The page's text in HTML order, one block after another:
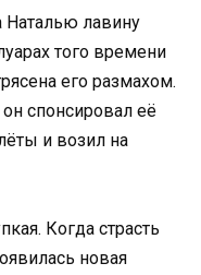
лавину
того времени
его размахом.
спонсировал её
и возил на
Когда страсть
новая